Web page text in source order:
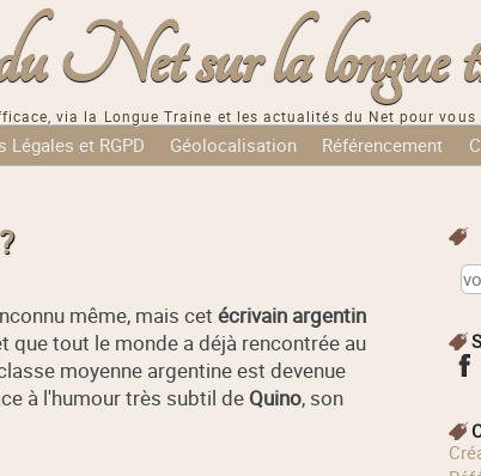
Net sur la longue
via la Longue Traine et les actualités du Net pour vous
Légales et RGPD Géolocalisation Référencement
même, mais cet écrivain argentin
que tout le monde a déjà rencontrée au
moyenne argentine est devenue
à l'humour très subtil de Quino, son